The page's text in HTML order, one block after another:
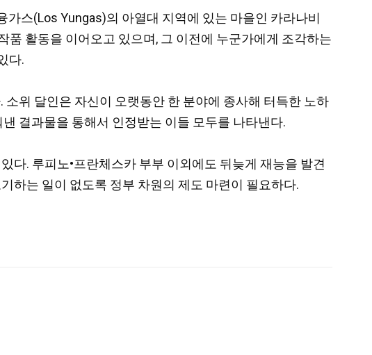
스(Los Yungas)의 아열대 지역에 있는 마을인 카라나비
품 활동을 이어오고 있으며, 그 이전에 누군가에게 조각하는
다.
위 달인은 자신이 오랫동안 한 분야에 종사해 터득한 노하
결과물을 통해서 인정받는 이들 모두를 나타낸다.
다. 루피노•프란체스카 부부 이외에도 뒤늦게 재능을 발견
하는 일이 없도록 정부 차원의 제도 마련이 필요하다.